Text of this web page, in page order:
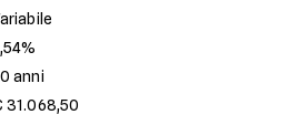
anni
31.068,50